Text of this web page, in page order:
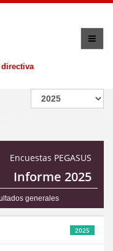
Encuestas PEGASUS
Informe 2025
generales
2025